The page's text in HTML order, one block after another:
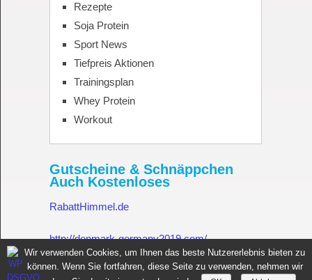
Rezepte
Soja Protein
Sport News
Tiefpreis Aktionen
Trainingsplan
Whey Protein
Workout
Gutscheine & Schnäppchen
Auch Kostenloses
RabattHimmel.de
http://denmark-germany2019.com/
Gutschein.Rabatthimmel.de
Wir verwenden Cookies, um Ihnen das beste Nutzererlebnis bieten zu
können. Wenn Sie fortfahren, diese Seite zu verwenden, nehmen wir